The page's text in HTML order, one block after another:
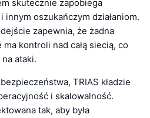
skutecznie zapobiega
oszukańczym działaniom.
zapewnia, że żadna
kontroli nad całą siecią, co
ataki.
TRIAS kładzie
i skalowalność.
tak, aby była